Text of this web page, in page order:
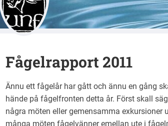
Fågelrapport 2011
Ännu ett fågelår har gått och ännu en gång
hände på fågelfronten detta år. Först skall
några möten eller gemensamma exkursioner
många möten fågelvänner emellan ute i